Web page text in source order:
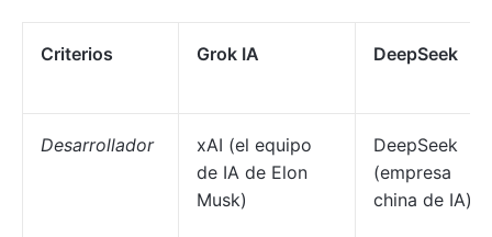
Criterios Grok IA DeepSeek
Desarrollador
xAI (el equipo
de IA de Elon
Musk)
DeepSeek
(empresa
china de IA)